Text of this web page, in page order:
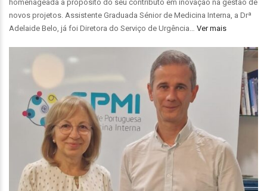
homenageada a propósito do seu contributo em inovação na gestão de
novos projetos. Assistente Graduada Sénior de Medicina Interna, a Drª
Adelaide Belo, já foi Diretora do Serviço de Urgência… Ver mais